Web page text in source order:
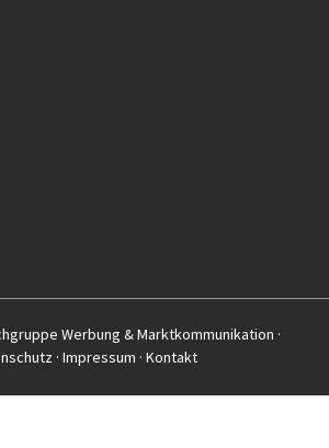
Werbung & Marktkommunikation ·
· Impressum · Kontakt